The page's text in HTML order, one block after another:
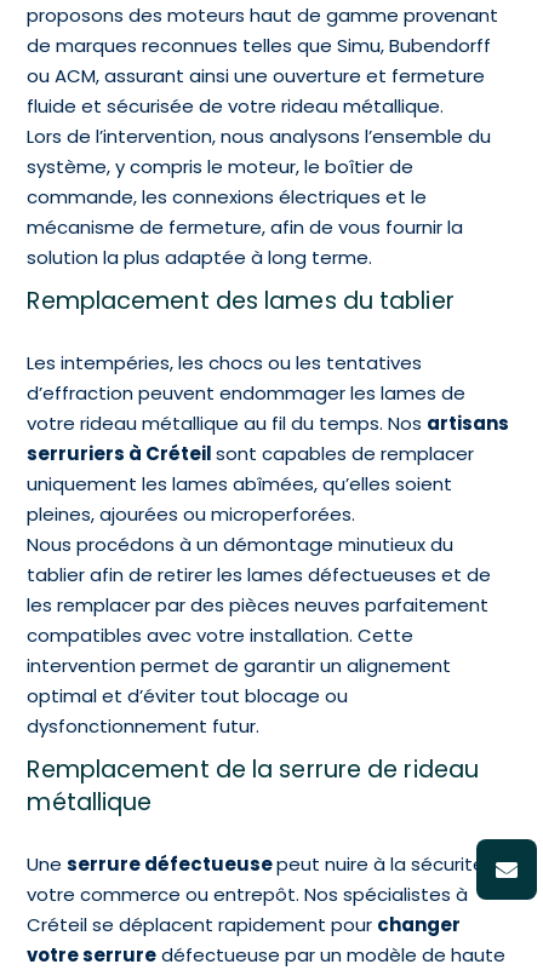
proposons des moteurs haut de gamme provenant
de marques reconnues telles que Simu, Bubendorff
ou ACM, assurant ainsi une ouverture et fermeture
fluide et sécurisée de votre rideau métallique.
Lors de l’intervention, nous analysons l’ensemble du
système, y compris le moteur, le boîtier de
commande, les connexions électriques et le
mécanisme de fermeture, afin de vous fournir la
solution la plus adaptée à long terme.
Remplacement des lames du tablier
Les intempéries, les chocs ou les tentatives
d’effraction peuvent endommager les lames de
votre rideau métallique au fil du temps. Nos artisans
serruriers à Créteilsont capables de remplacer
uniquement les lames abîmées, qu’elles soient
pleines, ajourées ou microperforées.
Nous procédons à un démontage minutieux du
tablier afin de retirer les lames défectueuses et de
les remplacer par des pièces neuves parfaitement
compatibles avec votre installation. Cette
intervention permet de garantir un alignement
optimal et d’éviter tout blocage ou
dysfonctionnement futur.
Remplacement de la serrure de rideau
métallique
Uneserrure défectueusepeut nuire à la sécurité de
votre commerce ou entrepôt. Nos spécialistes à
Créteil se déplacent rapidement pour changer
votre serruredéfectueuse par un modèle de haute